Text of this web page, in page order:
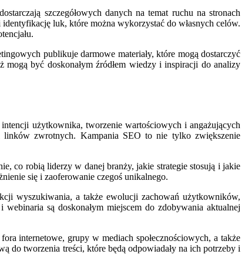
szczegółowych danych na temat ruchu na stronach
luk, które można wykorzystać do własnych celów.
publikuje darmowe materiały, które mogą dostarczyć
być doskonałym źródłem wiedzy i inspiracji do analizy
użytkownika, tworzenie wartościowych i angażujących
linków zwrotnych. Kampania SEO to nie tylko zwiększenie
co robią liderzy w danej branży, jakie strategie stosują i jakie
się i zaoferowanie czegoś unikalnego.
wyszukiwania, a także ewolucji zachowań użytkowników,
są doskonałym miejscem do zdobywania aktualnej
internetowe, grupy w mediach społecznościowych, a także
do tworzenia treści, które będą odpowiadały na ich potrzeby i